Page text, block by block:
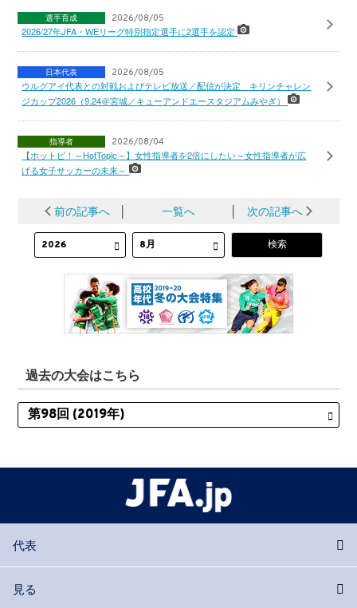
選手育成 2026/08/05
2026/27年JFA・WEリーグ特別指定選手に2選手を認定
日本代表 2026/08/05
ウルグアイ代表との対戦およびテレビ放送／配信が決定 キリンチャレン
ジカップ2026（9.24＠宮城／キューアンドエースタジアムみやぎ）
指導者 2026/08/04
【ホットピ！～HotTopic～】女性指導者を2倍にしたい～女性指導者が広
げる女子サッカーの未来～
前の記事へ │ 一覧へ │ 次の記事へ
過去の大会はこちら
代表
見る